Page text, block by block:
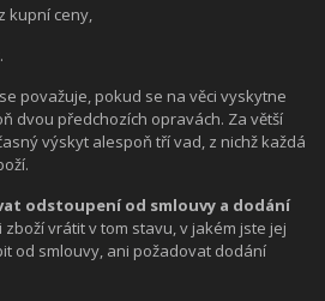
kupní ceny,
považuje, pokud se na věci vyskytne
dvou předchozích opravách. Za větší
výskyt alespoň tří vad, z nichž každá
odstoupení od smlouvy a dodání
zboží vrátit v tom stavu, v jakém jste jej
od smlouvy, ani požadovat dodání